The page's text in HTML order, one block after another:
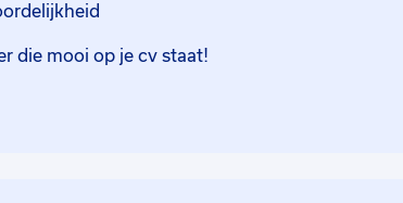
die mooi op je cv staat!